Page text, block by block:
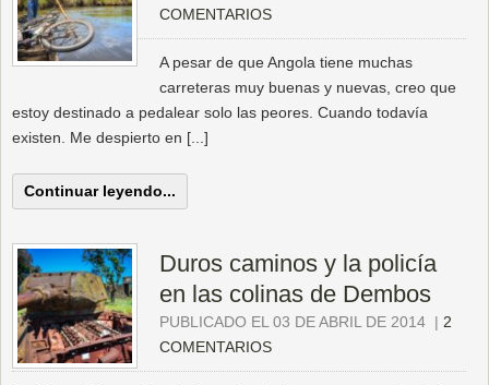
COMENTARIOS
A pesar de que Angola tiene muchas
carreteras muy buenas y nuevas, creo que
estoy destinado a pedalear solo las peores. Cuando todavía
existen. Me despierto en [...]
Continuar leyendo...
Duros caminos y la policía
en las colinas de Dembos
PUBLICADO EL 03 DE ABRIL DE 2014 | 2
COMENTARIOS